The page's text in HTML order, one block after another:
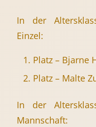
In der
Einzel:
Platz – Bjarne
Platz – Malte
In der
Mannschaft: